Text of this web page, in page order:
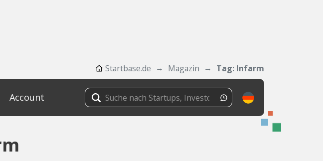
Startbase.de Magazin Tag: Infarm
Account